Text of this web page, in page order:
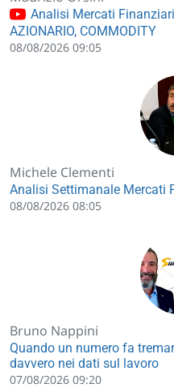
Analisi Mercati
AZIONARIO, COMMODITY
08/08/2026 09:05
Michele Clementi
Analisi Settimanale Mercati
08/08/2026 08:05
Bruno Nappini
Quando un numero fa
davvero nei dati sul lavoro
07/08/2026 09:20